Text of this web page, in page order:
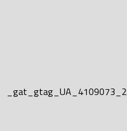
_gat_gtag_UA_4109073_2